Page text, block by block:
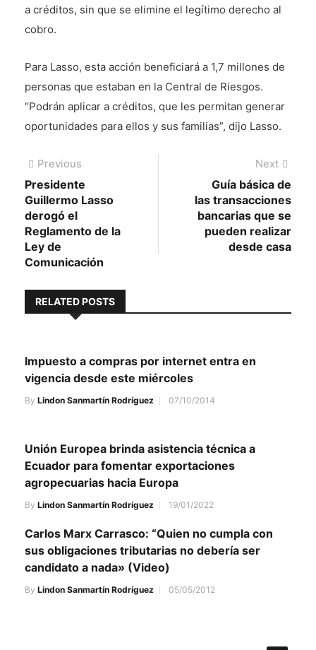
a créditos, sin que se elimine el legítimo derecho al
cobro.
Para Lasso, esta acción beneficiará a 1,7 millones de
personas que estaban en la Central de Riesgos.
“Podrán aplicar a créditos, que les permitan generar
oportunidades para ellos y sus familias”, dijo Lasso.
Navegación
de
entradas
Previous
post:
Presidente
Guillermo Lasso
derogó el
Reglamento de la
Ley de
Comunicación
Next
Guía básica de
las transacciones
bancarias que se
pueden realizar
desde casa
RELATED POSTS
Impuesto a compras por internet entra en
vigencia desde este miércoles
By Lindon Sanmartín Rodríguez 07/10/2014
Unión Europea brinda asistencia técnica a
Ecuador para fomentar exportaciones
agropecuarias hacia Europa
By Lindon Sanmartín Rodríguez 19/01/2022
Carlos Marx Carrasco: “Quien no cumpla con
sus obligaciones tributarias no debería ser
candidato a nada» (Video)
By Lindon Sanmartín Rodríguez 05/05/2012